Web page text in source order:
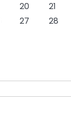
20 21
27 28